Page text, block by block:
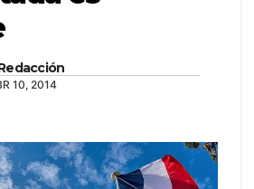
10, 2014